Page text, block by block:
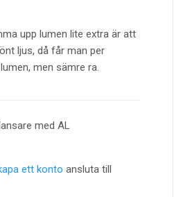
upp lumen lite extra är att
ljus, då får man per
men sämre ra.
ljus"
med AL
ett konto ansluta till